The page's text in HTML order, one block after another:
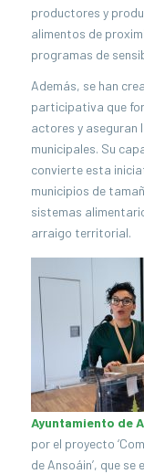
productores y
alimentos de
programas de
Además, se han
participativa que
actores y aseguran
municipales. Su
convierte esta
municipios de
sistemas
arraigo territorial.
Ayuntamiento de
por el proyecto
de Ansoáin’, que